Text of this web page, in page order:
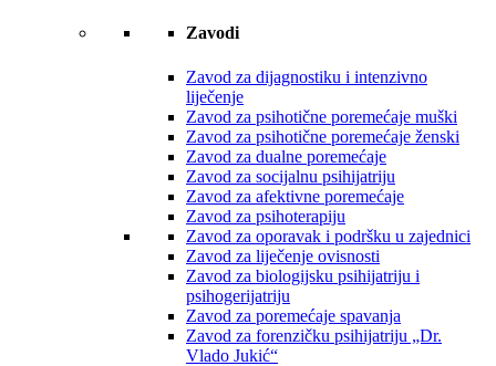
Zavodi
Zavod za dijagnostiku i intenzivno
liječenje
Zavod za psihotične poremećaje muški
Zavod za psihotične poremećaje ženski
Zavod za dualne poremećaje
Zavod za socijalnu psihijatriju
Zavod za afektivne poremećaje
Zavod za psihoterapiju
Zavod za oporavak i podršku u zajednici
Zavod za liječenje ovisnosti
Zavod za biologijsku psihijatriju i
psihogerijatriju
Zavod za poremećaje spavanja
Zavod za forenzičku psihijatriju „Dr.
Vlado Jukić“